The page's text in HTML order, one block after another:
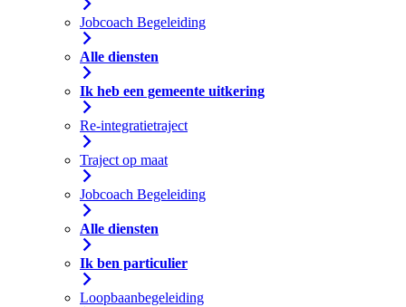
Jobcoach Begeleiding
Alle diensten
Ik heb een gemeente uitkering
Re-integratietraject
Traject op maat
Jobcoach Begeleiding
Alle diensten
Ik ben particulier
Loopbaanbegeleiding